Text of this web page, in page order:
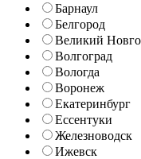
Барнаул
Белгород
Великий
Волгоград
Вологда
Воронеж
Екатеринбург
Ессентуки
Железноводск
Ижевск